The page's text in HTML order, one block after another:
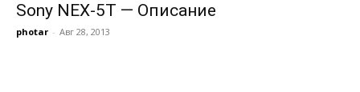
Sony NEX-5T — Описание
photar - Авг 28, 2013